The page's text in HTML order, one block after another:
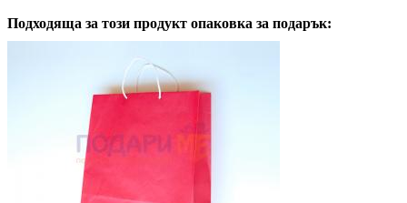
Подходяща за този продукт опаковка за подарък: